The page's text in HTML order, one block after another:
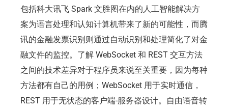
包括科大讯飞 Spark 文胜图在内的人工智能解决方
案为语言处理和认知计算机带来了新的可能性，而腾
讯的金融发票识别则通过自动识别和处理简化了对金
融文件的监控。了解 WebSocket 和 REST 交互方法
之间的技术差异对于程序员来说至关重要，因为每种
方法都有自己的用例；WebSocket 用于实时通信，
REST 用于无状态的客户端-服务器设计。自由语音转